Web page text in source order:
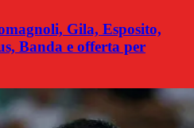
Gila, Esposito,
Banda e offerta per